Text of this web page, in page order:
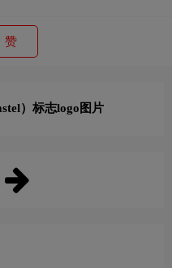
赞
）标志logo图片